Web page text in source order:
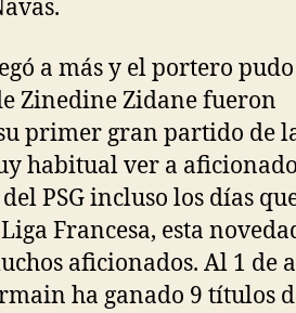
a más y el portero pudo
Zinedine Zidane fueron
primer gran partido de
habitual ver a
PSG incluso los días
Francesa, esta
aficionados. Al 1 de
ha ganado 9 títulos